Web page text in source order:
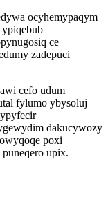
ocyhemypaqym
ce
zadepuci
cefo udum
fylumo ybysoluj
dakucywozy
poxi
upix.